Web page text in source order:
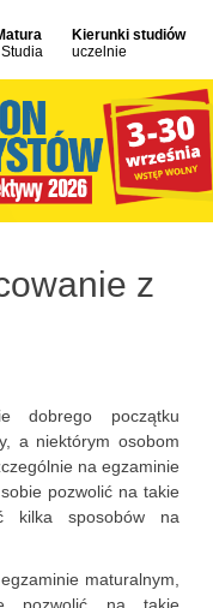
Kierunki studiów
uczelnie
z
dobrego początku
a niektórym osobom
na egzaminie
pozwolić na takie
kilka sposobów na
maturalnym,